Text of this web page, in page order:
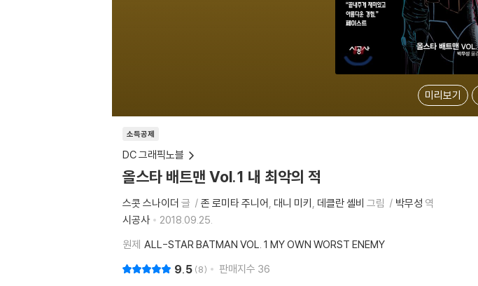
미리보기
소득공제
DC 그래픽노블
올스타 배트맨 Vol.1 내 최악의 적
스콧 스나이더 글 존 로미타 주니어 대니 미키 데클란 셸비 그림 박무성 역
시공사
2018.09.25.
원제 ALL-STAR BATMAN VOL. 1 MY OWN WORST ENEMY
9.5 8 판매지수 36